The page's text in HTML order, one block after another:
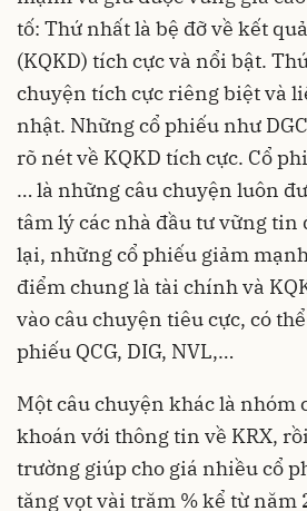
tố: Thứ nhất là bệ đỡ về kết
(KQKD) tích cực và nổi bật.
chuyện tích cực riêng biệt và
nhật. Những cổ phiếu như
rõ nét về KQKD tích cực. Cổ
… là những câu chuyện luôn
tâm lý các nhà đầu tư vững tin
lại, những cổ phiếu giảm
điểm chung là tài chính và
vào câu chuyện tiêu cực, có
phiếu QCG, DIG, NVL,…
Một câu chuyện khác là nhóm
khoán với thông tin về KRX,
trường giúp cho giá nhiều cổ
tăng vọt vài trăm % kể từ năm